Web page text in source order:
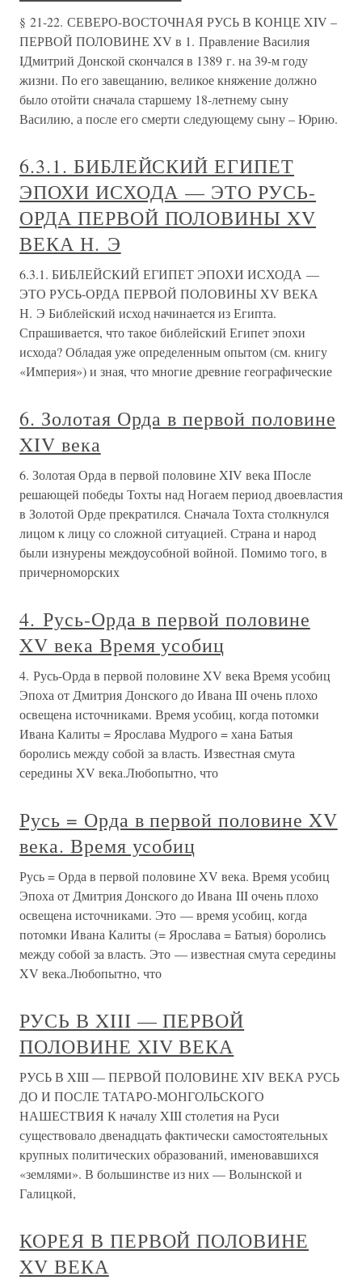
§ 21-22. СЕВЕРО-ВОСТОЧНАЯ РУСЬ В КОНЦЕ XIV –
ПЕРВОЙ ПОЛОВИНЕ XV в 1. Правление Василия
IДмитрий Донской скончался в 1389 г. на 39-м году
жизни. По его завещанию, великое княжение должно
было отойти сначала старшему 18-летнему сыну
Василию, а после его смерти следующему сыну – Юрию.
6.3.1. БИБЛЕЙСКИЙ ЕГИПЕТ
ЭПОХИ ИСХОДА — ЭТО РУСЬ-
ОРДА ПЕРВОЙ ПОЛОВИНЫ XV
ВЕКА Н. Э
6.3.1. БИБЛЕЙСКИЙ ЕГИПЕТ ЭПОХИ ИСХОДА —
ЭТО РУСЬ-ОРДА ПЕРВОЙ ПОЛОВИНЫ XV ВЕКА
Н. Э Библейский исход начинается из Египта.
Спрашивается, что такое библейский Египет эпохи
исхода? Обладая уже определенным опытом (см. книгу
«Империя») и зная, что многие древние географические
6. Золотая Орда в первой половине
XIV века
6. Золотая Орда в первой половине XIV века IПосле
решающей победы Тохты над Ногаем период двоевластия
в Золотой Орде прекратился. Сначала Тохта столкнулся
лицом к лицу со сложной ситуацией. Страна и народ
были изнурены междоусобной войной. Помимо того, в
причерноморских
4. Русь-Орда в первой половине
XV века Время усобиц
4. Русь-Орда в первой половине XV века Время усобиц
Эпоха от Дмитрия Донского до Ивана III очень плохо
освещена источниками. Время усобиц, когда потомки
Ивана Калиты = Ярослава Мудрого = хана Батыя
боролись между собой за власть. Известная смута
середины XV века.Любопытно, что
Русь = Орда в первой половине XV
века. Время усобиц
Русь = Орда в первой половине XV века. Время усобиц
Эпоха от Дмитрия Донского до Ивана III очень плохо
освещена источниками. Это — время усобиц, когда
потомки Ивана Калиты (= Ярослава = Батыя) боролись
между собой за власть. Это — известная смута середины
XV века.Любопытно, что
РУСЬ В XIII — ПЕРВОЙ
ПОЛОВИНЕ XIV ВЕКА
РУСЬ В XIII — ПЕРВОЙ ПОЛОВИНЕ XIV ВЕКА РУСЬ
ДО И ПОСЛЕ ТАТАРО-МОНГОЛЬСКОГО
НАШЕСТВИЯ К началу XIII столетия на Руси
существовало двенадцать фактически самостоятельных
крупных политических образований, именовавшихся
«землями». В большинстве из них — Волынской и
Галицкой,
КОРЕЯ В ПЕРВОЙ ПОЛОВИНЕ
XV ВЕКА